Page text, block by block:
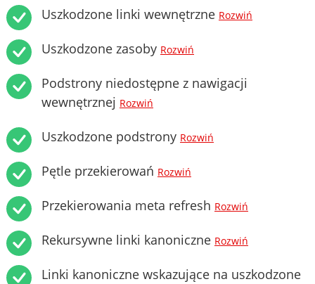
Uszkodzone linki wewnętrzne Rozwiń
Uszkodzone zasoby Rozwiń
Podstrony niedostępne z nawigacji
wewnętrznej Rozwiń
Uszkodzone podstrony Rozwiń
Pętle przekierowań Rozwiń
Przekierowania meta refresh Rozwiń
Rekursywne linki kanoniczne Rozwiń
Linki kanoniczne wskazujące na uszkodzone